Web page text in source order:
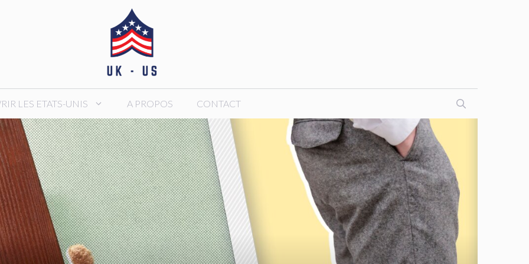
LES ETATS-UNIS A PROPOS CONTACT